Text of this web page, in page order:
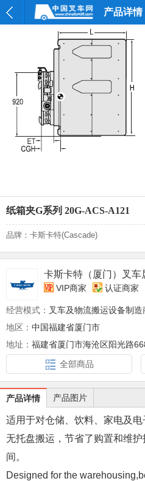
产品详情
纸箱夹G系列 20G-ACS-A121
品牌：卡斯卡特(Cascade)
卡斯卡特（厦门）叉车
VIP商家 认证商家
经营模式： 叉车及物流搬运设备制造
地区： 中国福建省厦门市
地址： 福建省厦门市海沧区阳光路
全部商品
产品详情 产品图片
适用于对仓储、饮料、家电及
无托盘搬运，节省了购置和维
间。
Designed for the